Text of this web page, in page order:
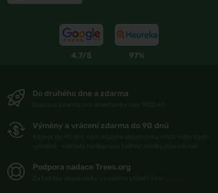
4,7/5 97%
Do druhého dne a zdarma
Výměny a vrácení zdarma do 90 dnů
Podpora nadace Trees.org